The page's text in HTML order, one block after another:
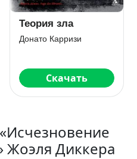
Чужак
Стивен Кинг
Читать
Жоэля Диккера